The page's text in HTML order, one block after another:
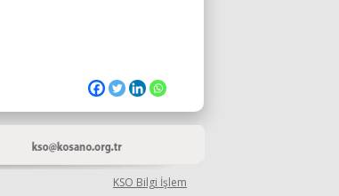
KSO Bilgi İşlem